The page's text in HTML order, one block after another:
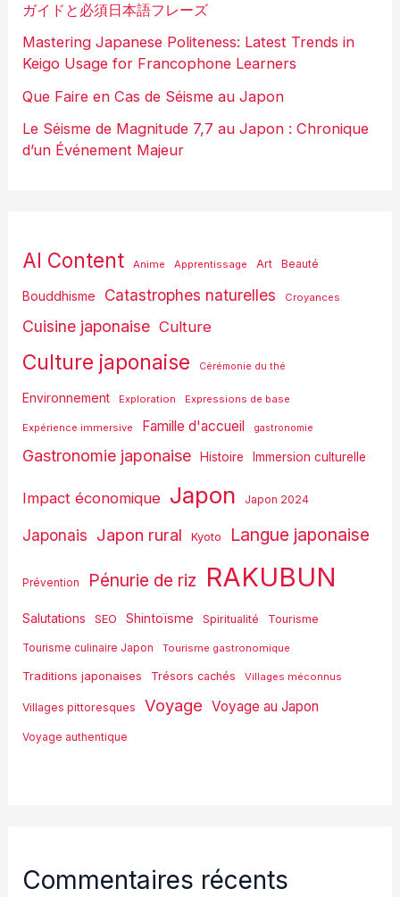
ガイドと必須日本語フレーズ
Mastering Japanese Politeness: Latest Trends in
Keigo Usage for Francophone Learners
Que Faire en Cas de Séisme au Japon
Le Séisme de Magnitude 7,7 au Japon : Chronique
d’un Événement Majeur
AI Content Anime Apprentissage Art Beauté
Bouddhisme Catastrophes naturelles Croyances
Cuisine japonaise Culture
Culture japonaise Cérémonie du thé
Environnement Exploration Expressions de base
Expérience immersive Famille d'accueil gastronomie
Gastronomie japonaise Histoire Immersion culturelle
Impact économique Japon Japon 2024
Japonais Japon rural Kyoto Langue japonaise
Prévention Pénurie de riz RAKUBUN
Salutations SEO Shintoïsme Spiritualité Tourisme
Tourisme culinaire Japon Tourisme gastronomique
Traditions japonaises Trésors cachés Villages méconnus
Villages pittoresques Voyage Voyage au Japon
Voyage authentique
Commentaires récents